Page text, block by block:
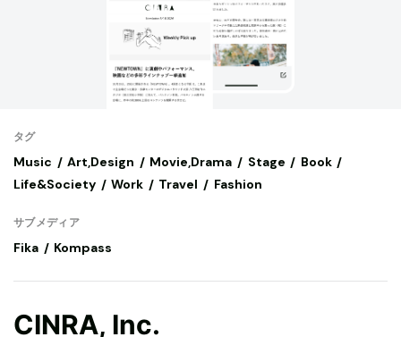
タグ
Music Art,Design Movie,Drama Stage
Book
Life&Society
Work Travel Fashion
サブメディア
Fika Kompass
CINRA, Inc.